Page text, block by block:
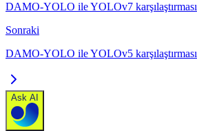
DAMO-YOLO ile YOLOv7 karşılaştırması
Sonraki
DAMO-YOLO ile YOLOv5 karşılaştırması
Ask AI